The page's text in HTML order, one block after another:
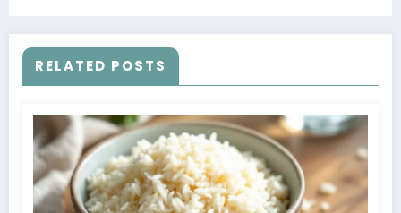
RELATED POSTS